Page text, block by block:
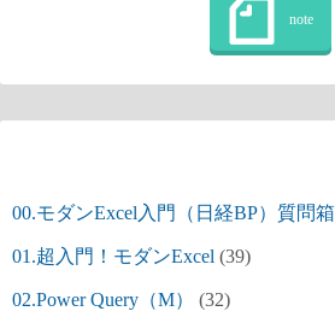
00.モダンExcel入門（日経BP）質問箱
01.超入門！モダンExcel (39)
02.Power Query（M） (32)